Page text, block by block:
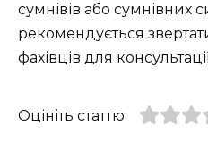
сумнівів або сумнівних
рекомендується
фахівців для
Оцініть статтю